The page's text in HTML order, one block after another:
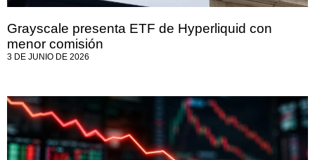
Grayscale presenta ETF de Hyperliquid con
menor comisión
3 DE JUNIO DE 2026